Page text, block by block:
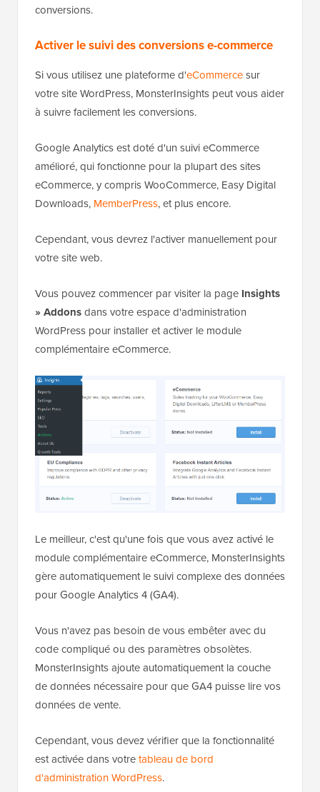
conversions.
Activer le suivi des conversions e-commerce
Si vous utilisez une plateforme d'eCommercesur
votre site WordPress, MonsterInsights peut vous aider
à suivre facilement les conversions.
Google Analytics est doté d'un suivi eCommerce
amélioré, qui fonctionne pour la plupart des sites
eCommerce, y compris WooCommerce, Easy Digital
Downloads, MemberPress, et plus encore.
Cependant, vous devrez l'activer manuellement pour
votre site web.
Vous pouvez commencer par visiter la page Insights
» Addonsdans votre espace d'administration
WordPress pour installer et activer le module
complémentaire eCommerce.
Le meilleur, c'est qu'une fois que vous avez activé le
module complémentaire eCommerce, MonsterInsights
gère automatiquement le suivi complexe des données
pour Google Analytics 4 (GA4).
Vous n'avez pas besoin de vous embêter avec du
code compliqué ou des paramètres obsolètes.
MonsterInsights ajoute automatiquement la couche
de données nécessaire pour que GA4 puisse lire vos
données de vente.
Cependant, vous devez vérifier que la fonctionnalité
est activée dans votretableau de bord
d'administration WordPress.